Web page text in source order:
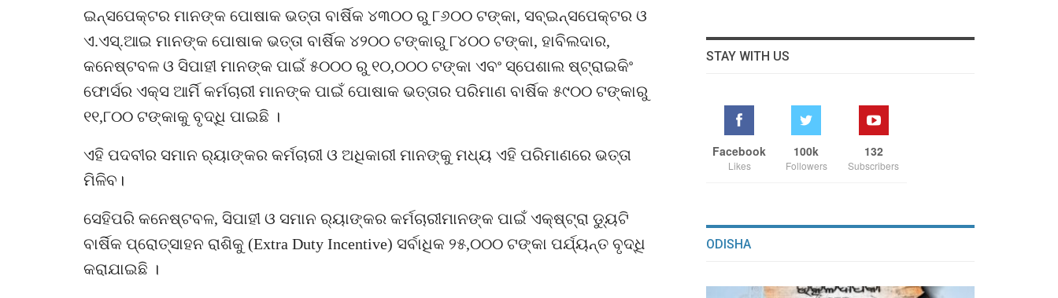
ଇନ୍ସପେକ୍ଟର ମାନଙ୍କ ପୋଷାକ ଭତ୍ତା ବାର୍ଷିକ ୪୩୦୦ ରୁ ୮୬୦୦ ଟଙ୍କା, ସବ୍‌ଇନ୍ସପେକ୍ଟର ଓ
ଏ.ଏସ୍‌.ଆଇ ମାନଙ୍କ ପୋଷାକ ଭତ୍ତା ବାର୍ଷିକ ୪୨୦୦ ଟଙ୍କାରୁ ୮୪୦୦ ଟଙ୍କା, ହାବିଲଦାର,
କନେଷ୍ଟବଳ ଓ ସିପାହୀ ମାନଙ୍କ ପାଇଁ ୫୦୦୦ ରୁ ୧୦,୦୦୦ ଟଙ୍କା ଏବଂ ସ୍ପେଶାଲ ଷ୍ଟ୍ରାଇକିଂ
ଫୋର୍ସର ଏକ୍‌ସ ଆର୍ମି କର୍ମଚାରୀ ମାନଙ୍କ ପାଇଁ ପୋଷାକ ଭତ୍ତାର ପରିମାଣ ବାର୍ଷିକ ୫୯୦୦ ଟଙ୍କାରୁ
୧୧,୮୦୦ ଟଙ୍କାକୁ ବୃଦ୍ଧି ପାଇଛି ।
ଏହି ପଦବୀର ସମାନ ର‍୍ୟାଙ୍କର କର୍ମଚାରୀ ଓ ଅଧିକାରୀ ମାନଙ୍କୁ ମଧ୍ୟ ଏହି ପରିମାଣରେ ଭତ୍ତା
ମିଳିବ।
ସେହିପରି କନେଷ୍ଟବଳ, ସିପାହୀ ଓ ସମାନ ର‍୍ୟାଙ୍କର କର୍ମଚାରୀମାନଙ୍କ ପାଇଁ ଏକ୍‌ଷ୍ଟ୍ରା ଡ୍ୟୁଟି
ବାର୍ଷିକ ପ୍ରୋତ୍ସାହନ ରାଶିକୁ (Extra Duty Incentive) ସର୍ବାଧିକ ୨୫,୦୦୦ ଟଙ୍କା ପର୍ଯ୍ୟନ୍ତ ବୃଦ୍ଧି
କରାଯାଇଛି ।
STAY WITH US
Facebook
Likes
100k
Followers
132
Subscribers
ODISHA